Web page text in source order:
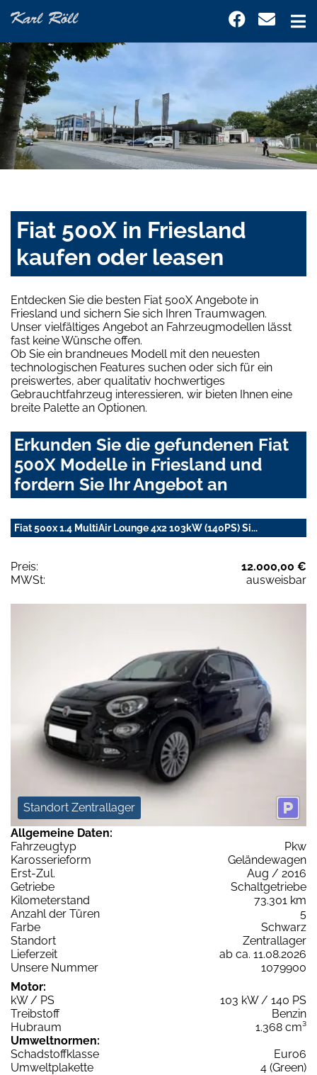
Fiat 500X in Friesland
kaufen oder leasen
Entdecken Sie die besten Fiat 500X Angebote in
Friesland und sichern Sie sich Ihren Traumwagen.
Unser vielfältiges Angebot an Fahrzeugmodellen lässt
fast keine Wünsche offen.
Ob Sie ein brandneues Modell mit den neuesten
technologischen Features suchen oder sich für ein
preiswertes, aber qualitativ hochwertiges
Gebrauchtfahrzeug interessieren, wir bieten Ihnen eine
breite Palette an Optionen.
Erkunden Sie die gefundenen Fiat
500X Modelle in Friesland und
fordern Sie Ihr Angebot an
Fiat 500x 1.4 MultiAir Lounge 4x2 103kW (140PS) Si...
Preis:
12.000,00 €
MWSt:
ausweisbar
Standort Zentrallager
Allgemeine Daten:
Fahrzeugtyp
Pkw
Karosserieform
Geländewagen
Erst-Zul.
Aug / 2016
Getriebe
Schaltgetriebe
Kilometerstand
73.301 km
Anzahl der Türen
5
Farbe
Schwarz
Standort
Zentrallager
Lieferzeit
ab ca. 11.08.2026
Unsere Nummer
1079900
Motor:
kW / PS
103 kW / 140 PS
Treibstoff
Benzin
Hubraum
1.368 cm³
Umweltnormen:
Schadstoffklasse
Euro6
Umweltplakette
4 (Green)